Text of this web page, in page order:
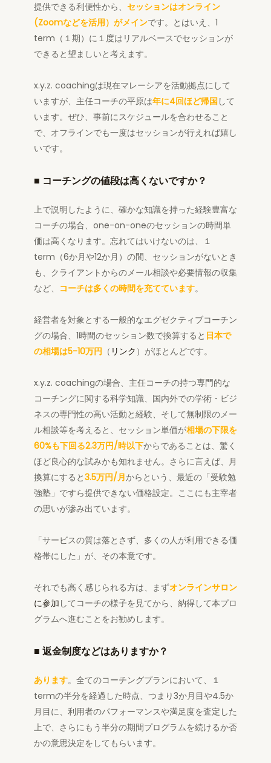
提供できる利便性から、 セッションはオンライン
(Zoomなどを活用）がメインです。とはいえ、1
term（１期）に１度はリアルベースでセッションが
できると望ましいと考えます。
x.y.z. coachingは現在マレーシアを活動拠点にして
いますが、主任コーチの平原は年に4回ほど帰国 して
います。ぜひ、事前にスケジュールを合わせること
で、オフラインでも一度はセッションが行えれば嬉し
いです。
■ コーチングの値段は高くないですか？
上で説明したように、確かな知識を持った経験豊富な
コーチの場合、one-on-oneのセッションの時間単
価は高くなります。忘れてはいけないのは、１
term（6か月や12か月）の間、セッションがないとき
も、クライアントからのメール相談や必要情報の収集
など、 コーチは多くの時間を充てています。
経営者を対象とする一般的なエグゼクティブコーチン
グの場合、1時間のセッション数で換算すると 日本で
の相場は5-10万円 （ リンク ）がほとんどです。
x.y.z. coachingの場合、主任コーチの持つ専門的な
コーチングに関する科学知識、国内外での学術・ビジ
ネスの専門性の高い活動と経験、そして無制限のメー
ル相談等を考えると、セッション単価が相場の下限を
60%も下回る2.3万円/時以下からであることは、驚く
ほど良心的な試みかも知れません。さらに言えば、月
換算にすると3.5万円/月からという、最近の「受験勉
強塾」ですら提供できない価格設定。ここにも主宰者
の思いが滲み出ています。
「サービスの質は落とさず、多くの人が利用できる価
格帯にした」が、その本意です。
それでも高く感じられる方は、まずオンラインサロン
に参加 してコーチの様子を見てから、納得して本プロ
グラムへ進むことをお勧めします。
■ 返金制度などはありますか？
あります。全てのコーチングプランにおいて、１
termの半分を経過した時点、つまり3か月目や4.5か
月目に、利用者のパフォーマンスや満足度を査定した
上で、さらにもう半分の期間プログラムを続けるか否
かの意思決定をしてもらいます。